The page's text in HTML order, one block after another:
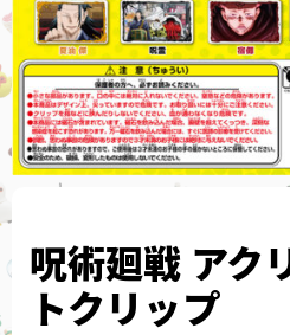
呪術廻戦 アク
トクリップ